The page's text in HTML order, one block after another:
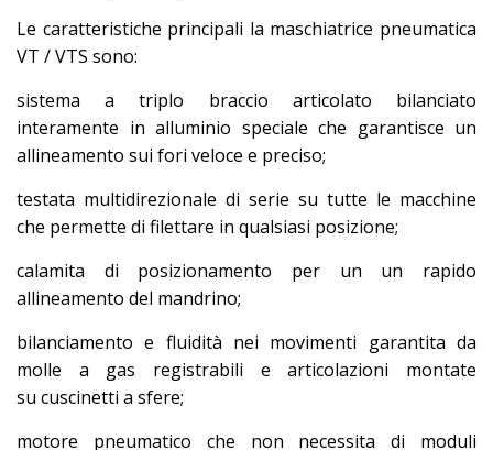
Le caratteristiche principali la maschiatrice pneumatica
VT / VTS sono:
sistema a triplo braccio articolato bilanciato
interamente in alluminio speciale che garantisce un
allineamento sui fori veloce e preciso;
testata multidirezionale di serie su tutte le macchine
che permette di filettare in qualsiasi posizione;
calamita di posizionamento per un un rapido
allineamento del mandrino;
bilanciamento e fluidità nei movimenti garantita da
molle a gas registrabili e articolazioni montate
su cuscinetti a sfere;
motore pneumatico che non necessita di moduli